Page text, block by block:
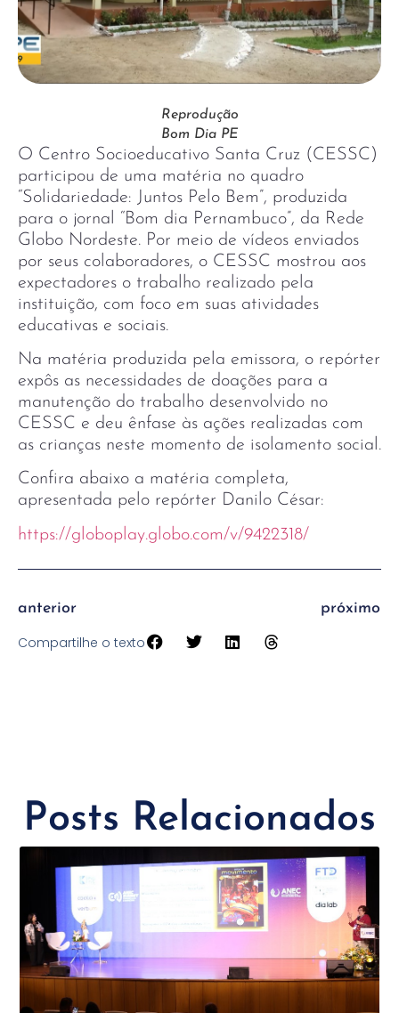
Reprodução
Bom Dia PE
O Centro Socioeducativo Santa Cruz (CESSC)
participou de uma matéria no quadro
“Solidariedade: Juntos Pelo Bem”, produzida
para o jornal “Bom dia Pernambuco”, da Rede
Globo Nordeste. Por meio de vídeos enviados
por seus colaboradores, o CESSC mostrou aos
expectadores o trabalho realizado pela
instituição, com foco em suas atividades
educativas e sociais.
Na matéria produzida pela emissora, o repórter
expôs as necessidades de doações para a
manutenção do trabalho desenvolvido no
CESSC e deu ênfase às ações realizadas com
as crianças neste momento de isolamento social.
Confira abaixo a matéria completa,
apresentada pelo repórter Danilo César:
https://globoplay.globo.com/v/9422318/
anterior próximo
Compartilhe o texto
Posts Relacionados